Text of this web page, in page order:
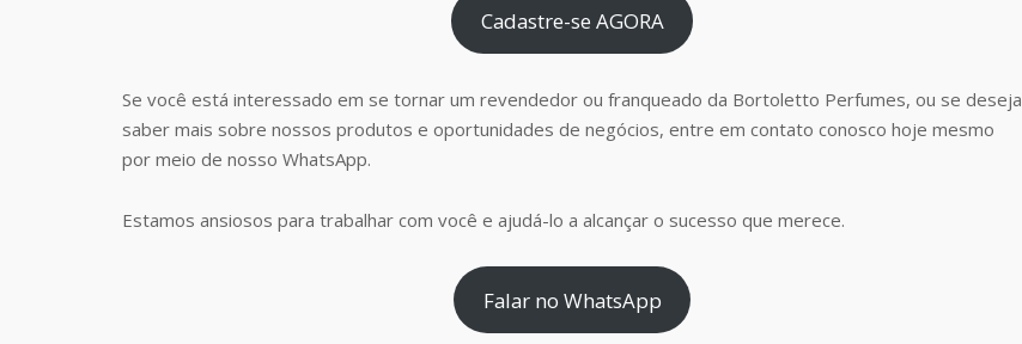
Cadastre-se AGORA
Se você está interessado em se tornar um revendedor ou franqueado da Bortoletto Perfumes, ou se deseja
saber mais sobre nossos produtos e oportunidades de negócios, entre em contato conosco hoje mesmo
por meio de nosso WhatsApp.
Estamos ansiosos para trabalhar com você e ajudá-lo a alcançar o sucesso que merece.
Falar no WhatsApp